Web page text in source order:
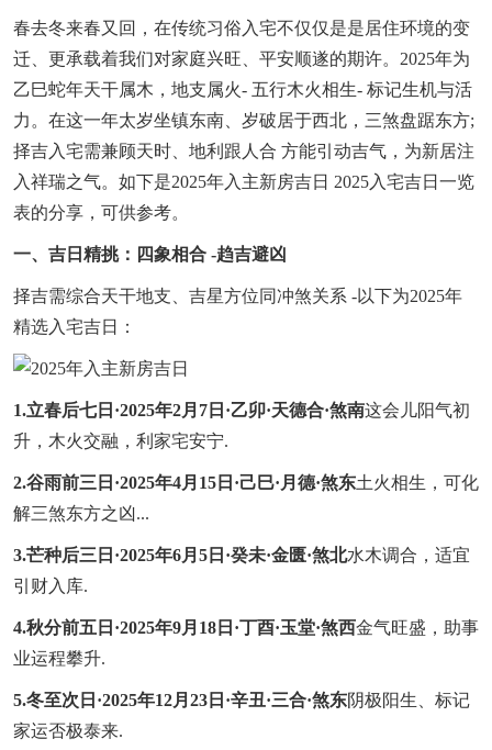
春去冬来春又回，在传统习俗入宅不仅仅是是居住环境的变
迁、更承载着我们对家庭兴旺、平安顺遂的期许。2025年为
乙巳蛇年天干属木，地支属火- 五行木火相生- 标记生机与活
力。在这一年太岁坐镇东南、岁破居于西北，三煞盘踞东方;
择吉入宅需兼顾天时、地利跟人合 方能引动吉气，为新居注
入祥瑞之气。如下是2025年入主新房吉日 2025入宅吉日一览
表的分享，可供参考。
一、吉日精挑：四象相合 -趋吉避凶
择吉需综合天干地支、吉星方位同冲煞关系 -以下为2025年
精选入宅吉日：
1.立春后七日·2025年2月7日·乙卯·天德合·煞南这会儿阳气初
升，木火交融，利家宅安宁.
2.谷雨前三日·2025年4月15日·己巳·月德·煞东土火相生，可化
解三煞东方之凶...
3.芒种后三日·2025年6月5日·癸未·金匮·煞北水木调合，适宜
引财入库.
4.秋分前五日·2025年9月18日·丁酉·玉堂·煞西金气旺盛，助事
业运程攀升.
5.冬至次日·2025年12月23日·辛丑·三合·煞东阴极阳生、标记
家运否极泰来.